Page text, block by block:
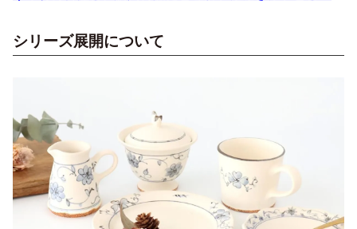
シリーズ展開について